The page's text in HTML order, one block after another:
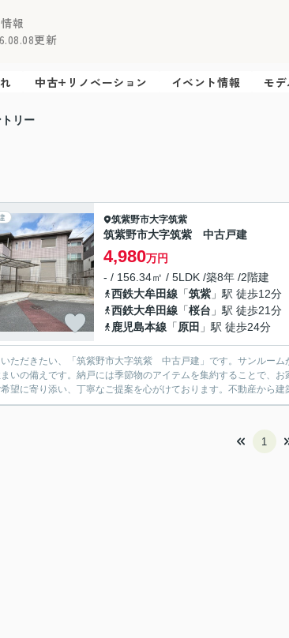
報
更新
中古+リノベーション イベント情報 モ
リー
筑紫野市大字筑紫
筑紫野市大字筑紫 中古戸建
4,980万円
- / 156.34㎡ / 5LDK /築8年 /2階建
西鉄大牟田線 「筑紫」駅 徒歩12分
西鉄大牟田線 「桜台 」駅 徒歩21分
鹿児島本線 「原田 」駅 徒歩24分
ただきたい、「筑紫野市大字筑紫 中古戸建」です。サンルー
いの備えです。納戸には季節物のアイテムを集約することで、
望に寄り添い、丁寧なご提案を心がけております。不動産から
1